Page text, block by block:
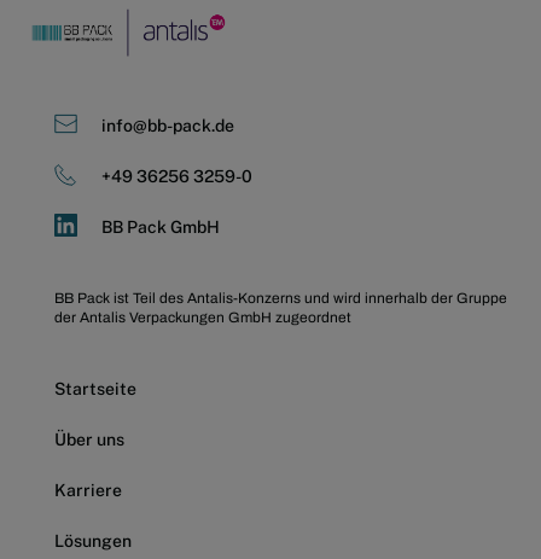
info@bb-pack.de
+49 36256 3259-0
BB Pack GmbH
BB Pack ist Teil des Antalis-Konzerns und wird innerhalb der Gruppe
der Antalis Verpackungen GmbH zugeordnet
Startseite
Über uns
Karriere
Lösungen